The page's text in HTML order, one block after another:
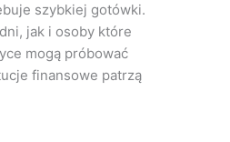
szybkiej gotówki.
jak i osoby które
mogą próbować
finansowe patrzą